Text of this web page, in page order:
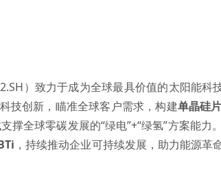
）致力于成为全球最具价值的太阳能科
技创新，瞄准全球客户需求，构建单晶硅片
撑全球零碳发展的“绿电”+“绿氢”方案能
，持续推动企业可持续发展，助力能源革